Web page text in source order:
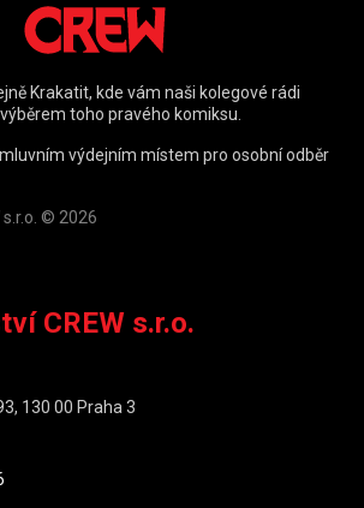
Krakatit, kde vám naši kolegové rádi
toho pravého komiksu.
výdejním místem pro osobní odběr
s.r.o. © 2026
CREW s.r.o.
130 00 Praha 3